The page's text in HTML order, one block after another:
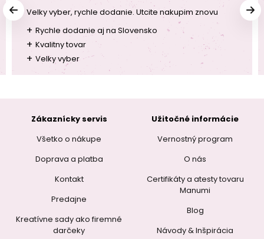
Velky vyber, rychle dodanie. Utcite nakupim znovu
+ Rychle dodanie aj na Slovensko
+ Kvalitny tovar
+ Velky vyber
Zákaznícky servis
Všetko o nákupe
Doprava a platba
Kontakt
Predajne
Kreatívne sady ako firemné
darčeky
Užitočné informácie
Vernostný program
O nás
Certifikáty a atesty tovaru
Manumi
Blog
Návody & Inšpirácia